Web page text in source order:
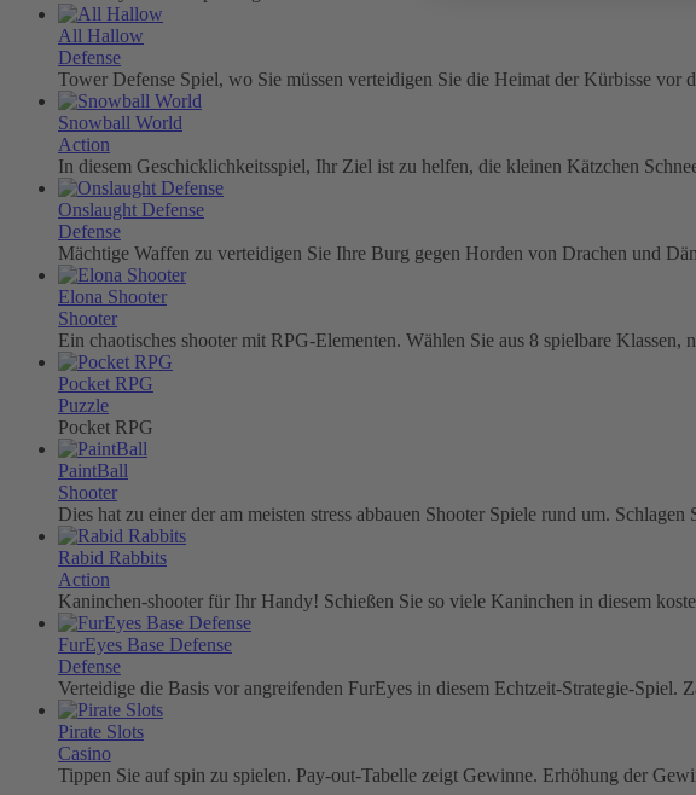
All Hallow
Defense
Tower Defense Spiel, wo Sie müssen verteidigen Sie die Heimat der Kürbisse vor
Snowball World
Action
In diesem Geschicklichkeitsspiel, Ihr Ziel ist zu helfen, die kleinen Kätzchen
Onslaught Defense
Defense
Mächtige Waffen zu verteidigen Sie Ihre Burg gegen Horden von Drachen und
Elona Shooter
Shooter
Ein chaotisches shooter mit RPG-Elementen. Wählen Sie aus 8 spielbare Klassen,
Pocket RPG
Puzzle
Pocket RPG
PaintBall
Shooter
Dies hat zu einer der am meisten stress abbauen Shooter Spiele rund um.
Rabid Rabbits
Action
Kaninchen-shooter für Ihr Handy! Schießen Sie so viele Kaninchen in diesem
FurEyes Base Defense
Defense
Verteidige die Basis vor angreifenden FurEyes in diesem Echtzeit-Strategie-Spiel.
Pirate Slots
Casino
Tippen Sie auf spin zu spielen. Pay-out-Tabelle zeigt Gewinne. Erhöhung der